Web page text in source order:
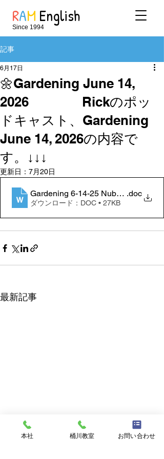
RAM English
Since 1994
記事
🌼Gardening June 14,
2026 Rickのポッ
ドキャスト、Gardening
June 14, 2026の内容で
す。↓↓↓
6月17日
更新日： 7月20日
Gardening 6-14-25 Nuber 2.doc
ダウンロード：DOC • 27KB
最新記事
本社 桶川教室 お問い合わせ